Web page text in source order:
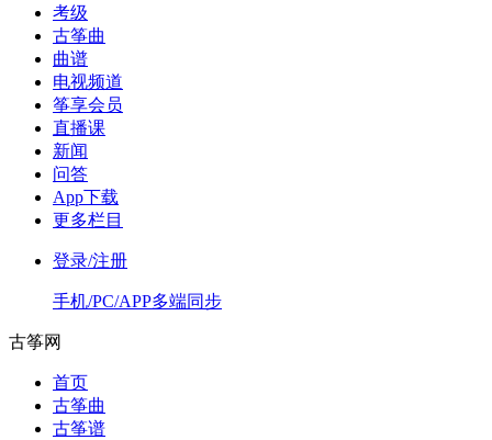
考级
古筝曲
曲谱
电视频道
筝享会员
直播课
新闻
问答
App下载
更多栏目
登录/注册
手机/PC/APP多端同步
古筝网
首页
古筝曲
古筝谱